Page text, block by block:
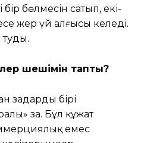
бір бөлмесін сатып, екі-
жер үй алғысы келеді.
туды.
шешімін тапты?
заңдардың бірі
заң. Бұл құжат
емес